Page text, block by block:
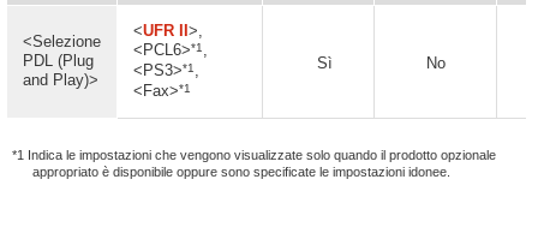
<Selezione
PDL (Plug
and Play)>
<UFR II >,
<PCL6>*1 ,
<PS3>*1 ,
<Fax>*1
Sì No
*1 Indica le impostazioni che vengono visualizzate solo quando il prodotto opzionale
appropriato è disponibile oppure sono specificate le impostazioni idonee.